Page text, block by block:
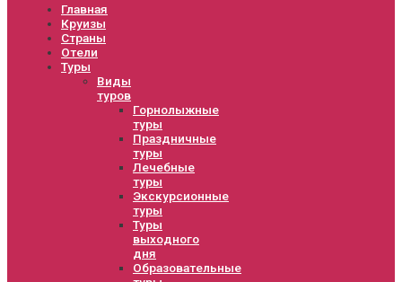
Главная
Круизы
Страны
Отели
Туры
Виды
туров
Горнолыжные
туры
Праздничные
туры
Лечебные
туры
Экскурсионные
туры
Туры
выходного
дня
Образовательные